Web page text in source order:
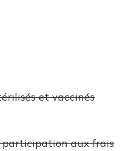
et vaccinés
participation aux frais